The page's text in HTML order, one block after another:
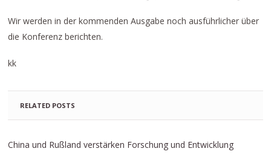
Wir werden in der kommenden Ausgabe noch ausführlicher über
die Konferenz berichten.
kk
RELATED POSTS
China und Rußland verstärken Forschung und Entwicklung